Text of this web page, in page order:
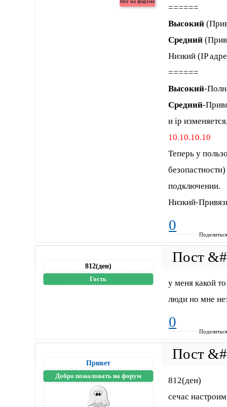
======
Высокий
Средний
Низкий (IP
======
Высокий-
Средний-
и ip
10.10.10.10
Теперь у
подключении.
Низкий-
0
812(ден)
Гость
у меня какой
люди но мне
0
Привет
Добро пожаловать на форум
812(ден)
сечас